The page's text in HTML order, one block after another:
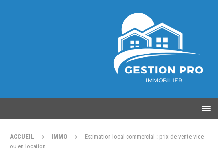
ACCUEIL IMMO
Estimation local commercial : prix de vente vide
ou en location